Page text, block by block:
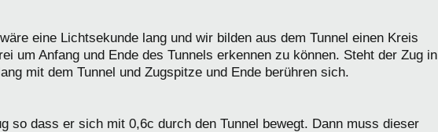
eine Lichtsekunde lang und wir bilden aus dem Tunnel einen Kreis
um Anfang und Ende des Tunnels erkennen zu können. Steht der Zug in
mit dem Tunnel und Zugspitze und Ende berühren sich.
so dass er sich mit 0,6c durch den Tunnel bewegt. Dann muss dieser